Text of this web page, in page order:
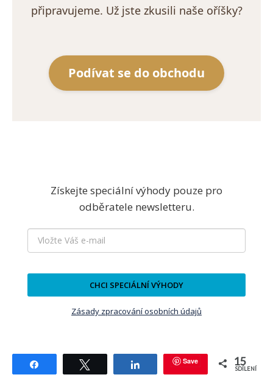
připravujeme. Už jste zkusili naše oříšky?
Podívat se do obchodu
Získejte speciální výhody pouze pro
odběratele newsletteru.
CHCI SPECIÁLNÍ VÝHODY
Zásady zpracování osobních údajů
Tweetnout Save 15
SDÍLENÍ